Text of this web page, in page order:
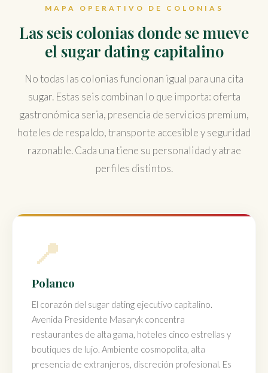
MAPA OPERATIVO DE COLONIAS
Las seis colonias donde se mueve
el sugar dating capitalino
No todas las colonias funcionan igual para una cita
sugar. Estas seis combinan lo que importa: oferta
gastronómica seria, presencia de servicios premium,
hoteles de respaldo, transporte accesible y seguridad
razonable. Cada una tiene su personalidad y atrae
perfiles distintos.
📍
Polanco
El corazón del sugar dating ejecutivo capitalino.
Avenida Presidente Masaryk concentra
restaurantes de alta gama, hoteles cinco estrellas y
boutiques de lujo. Ambiente cosmopolita, alta
presencia de extranjeros, discreción profesional. Es